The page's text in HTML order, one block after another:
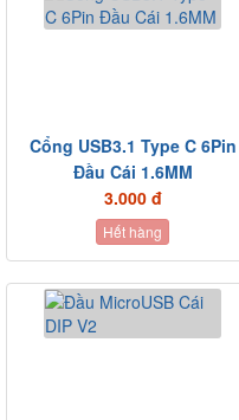
Cổng USB3.1 Type C 6Pin
Đầu Cái 1.6MM
3.000 đ
Hết hàng